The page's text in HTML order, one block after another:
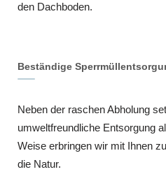
den Dachboden.
Beständige
Neben der raschen Abholung
umweltfreundliche Entsorgung
Weise erbringen wir mit Ihnen
die Natur.